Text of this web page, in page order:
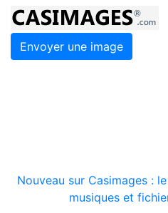
Envoyer une image
Nouveau sur Casimages :
musiques et